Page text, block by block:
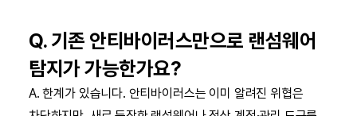
Q. 기존 안티바이러스만으로 랜섬웨어
탐지가 가능한가요?
A. 한계가 있습니다. 안티바이러스는 이미 알려진 위협은